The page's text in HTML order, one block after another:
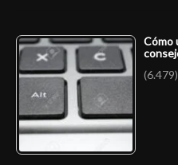
Cómo
(6.479)